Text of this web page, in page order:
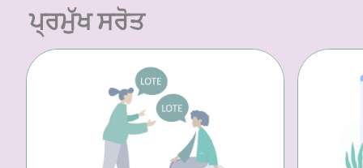
ਪ੍ਰਮੁੱਖ ਸਰੋਤ